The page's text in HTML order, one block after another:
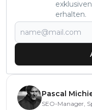
erhalten.
Pascal
SEO-Manager,